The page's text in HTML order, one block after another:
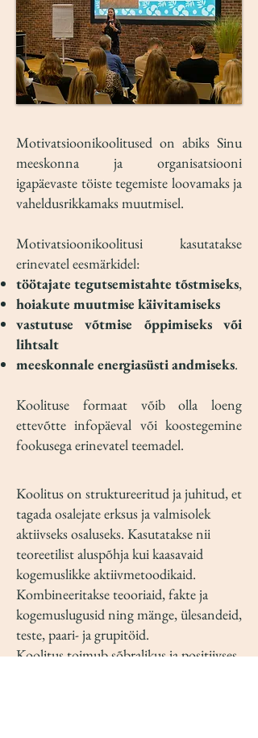
Motivatsioonikoolitused on abiks Sinu
meeskonna ja organisatsiooni
igapäevaste töiste tegemiste loovamaks ja
vaheldusrikkamaks muutmisel.
Motivatsioonikoolitusi kasutatakse
erinevatel eesmärkidel:
töötajate tegutsemistahte tõstmiseks,
hoiakute muutmise käivitamiseks
vastutuse võtmise õppimiseks või
lihtsalt
meeskonnale energiasüsti andmiseks.
Koolituse formaat võib olla loeng
ettevõtte infopäeval või koostegemine
fookusega erinevatel teemadel.
Koolitus on struktureeritud ja juhitud, et
tagada osalejate erksus ja valmisolek
aktiivseks osaluseks. Kasutatakse nii
teoreetilist aluspõhja kui kaasavaid
kogemuslikke aktiivmetoodikaid.
Kombineeritakse teooriaid, fakte ja
kogemuslugusid ning mänge, ülesandeid,
teste, paari- ja grupitöid.
Koolitus toimub sõbralikus ja positiivses